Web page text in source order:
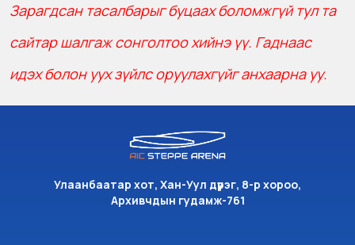
Зарагдсан тасалбарыг буцаах боломжгүй тул та
сайтар шалгаж сонголтоо хийнэ үү. Гаднаас
идэх болон уух зүйлс оруулахгүйг анхаарна уу.
Улаанбаатар хот, Хан-Уул дүүрэг, 8-р хороо,
Архивчдын гудамж-761